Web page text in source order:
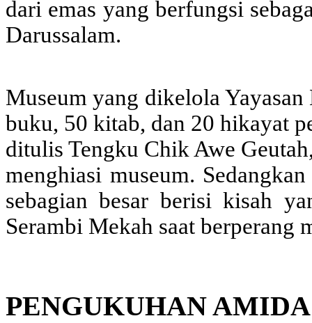
dari emas yang berfungsi
Darussalam.
Museum yang dikelola
buku, 50 kitab, dan 20 hikayat
ditulis Tengku Chik Awe
menghiasi museum.
sebagian besar berisi kisah
Serambi Mekah saat berperang
PENGUKUHAN